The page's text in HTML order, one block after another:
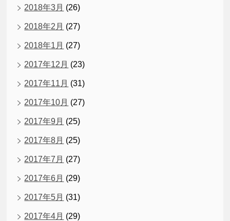
2018年3月 (26)
2018年2月 (27)
2018年1月 (27)
2017年12月 (23)
2017年11月 (31)
2017年10月 (27)
2017年9月 (25)
2017年8月 (25)
2017年7月 (27)
2017年6月 (29)
2017年5月 (31)
2017年4月 (29)